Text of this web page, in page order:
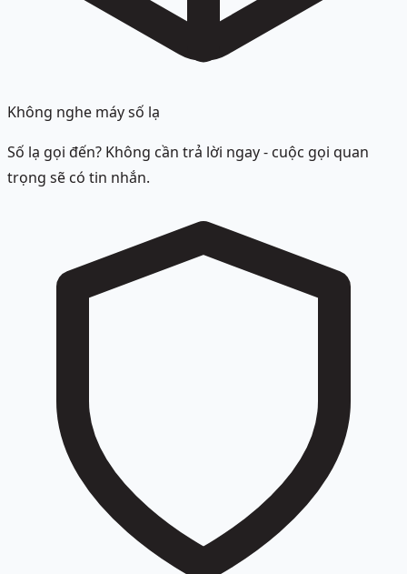
Không nghe máy số lạ
Số lạ gọi đến? Không cần trả lời ngay - cuộc gọi quan
trọng sẽ có tin nhắn.